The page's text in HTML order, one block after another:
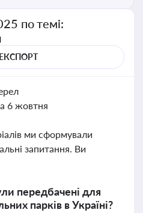
по темі:
ЕКСПОРТ
6 жовтня
ми сформували
запитання. Ви
передбачені для
парків в Україні?